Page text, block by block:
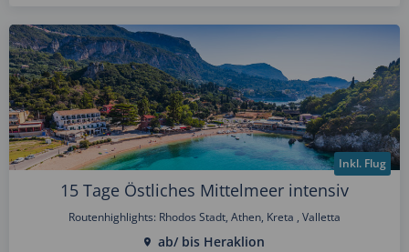
Inkl. Flug
15 Tage Östliches Mittelmeer intensiv
Routenhighlights: Rhodos Stadt, Athen, Kreta , Valletta
ab/ bis Heraklion